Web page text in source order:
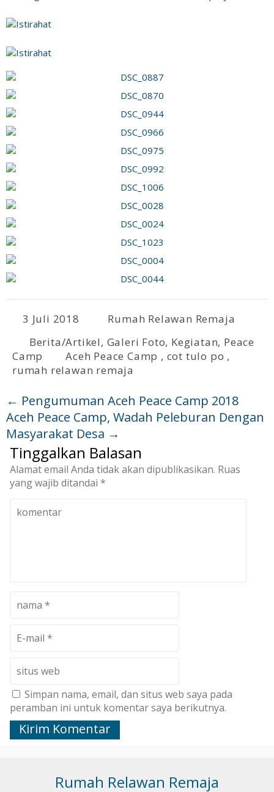
3 Juli 2018
Rumah Relawan Remaja
Berita/Artikel, Galeri Foto, Kegiatan, Peace
Camp
Aceh Peace Camp , cot tulo po ,
rumah relawan remaja
← Pengumuman Aceh Peace Camp 2018
Aceh Peace Camp, Wadah Peleburan Dengan
Masyarakat Desa →
Tinggalkan Balasan
Alamat email Anda tidak akan dipublikasikan. Ruas
yang wajib ditandai *
Simpan nama, email, dan situs web saya pada
peramban ini untuk komentar saya berikutnya.
Rumah Relawan Remaja